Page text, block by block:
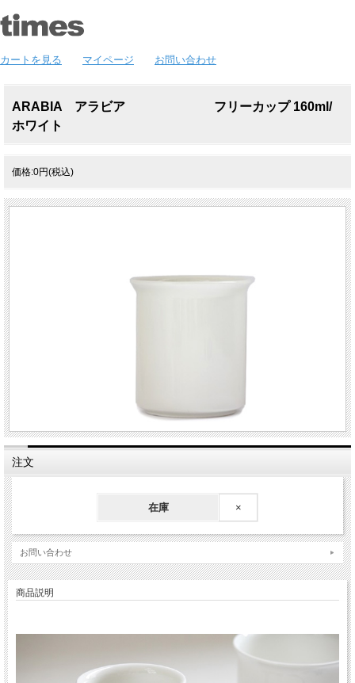
カートを見る マイページ お問い合わせ
ARABIA アラビア フリーカップ 160ml/
ホワイト
価格:0円(税込)
注文
在庫 ×
お問い合わせ
商品説明